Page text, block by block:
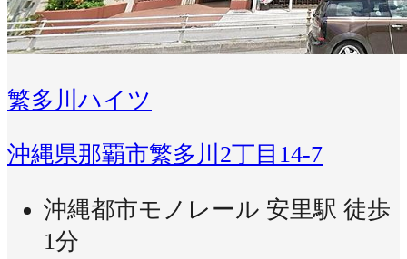
繁多川ハイツ
沖縄県那覇市繁多川2丁目14-7
沖縄都市モノレール 安里駅 徒歩
1分